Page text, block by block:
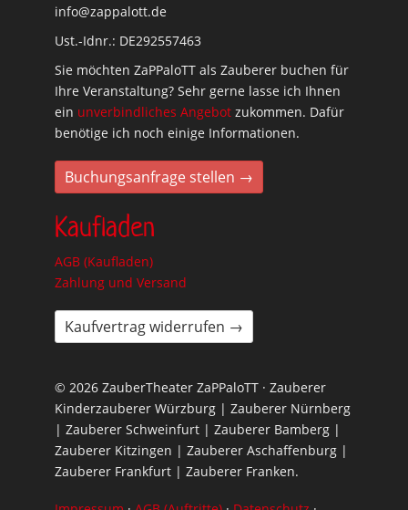
info@zappalott.de
Ust.-Idnr.: DE292557463
Sie möchten ZaPPaloTT als Zauberer buchen für
Ihre Veranstaltung? Sehr gerne lasse ich Ihnen
ein unverbindliches Angebot zukommen. Dafür
benötige ich noch einige Informationen.
Buchungsanfrage stellen →
Kaufladen
AGB (Kaufladen)
Zahlung und Versand
Kaufvertrag widerrufen →
© 2026 ZauberTheater ZaPPaloTT · Zauberer
Kinderzauberer Würzburg | Zauberer Nürnberg
| Zauberer Schweinfurt | Zauberer Bamberg |
Zauberer Kitzingen | Zauberer Aschaffenburg |
Zauberer Frankfurt | Zauberer Franken.